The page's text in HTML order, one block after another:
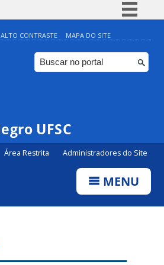
Simplifique!
Comunica BR
Participe
ALTO CONTRASTE MAPA DO SITE
UFSC
Área Restrita Administradores do Site
MENU